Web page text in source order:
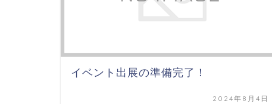
イベント出展の準備完了！
2024年8月4日